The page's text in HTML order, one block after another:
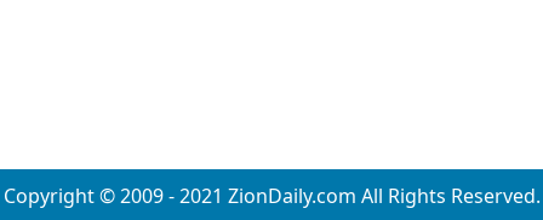
Copyright © 2009 - 2021 ZionDaily.com All Rights Reserved.